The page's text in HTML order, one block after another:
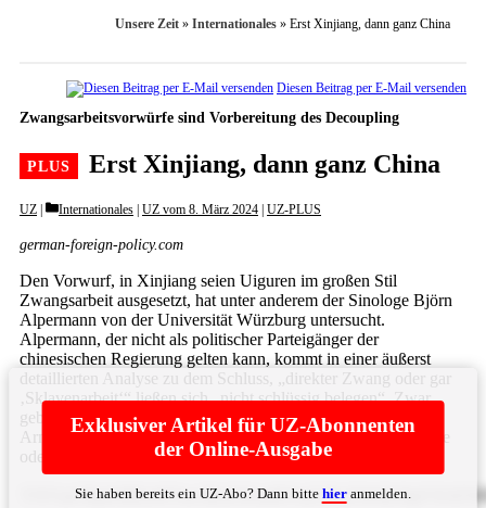
Unsere Zeit » Internationales » Erst Xinjiang, dann ganz China
Diesen Beitrag per E-Mail versenden
Zwangsarbeitsvorwürfe sind Vorbereitung des Decoupling
Erst Xinjiang, dann ganz China
UZ Categories
Internationales UZ vom 8. März 2024 UZ-PLUS
german-foreign-policy.com
Den Vorwurf, in Xinjiang seien Uiguren im großen Stil
Zwangsarbeit ausgesetzt, hat unter anderem der Sinologe Björn
Alpermann von der Universität Würzburg untersucht.
Alpermann, der nicht als politischer Parteigänger der
chinesischen Regierung gelten kann, kommt in einer äußerst
detaillierten Analyse zu dem Schluss, „direkter Zwang oder gar
‚Sklavenarbeit‘“ ließen sich „nicht schlüssig belegen“. Zwar
gebe es auch in Xinjiang „Programme … zur
Armutsbeseitigung“, in deren Rahmen Uiguren in der Industrie
oder ... Bitte
anmelden
Exklusiver Artikel für UZ-Abonnenten
der Online-Ausgabe
Sie haben bereits ein UZ-Abo? Dann bitte hieranmelden.